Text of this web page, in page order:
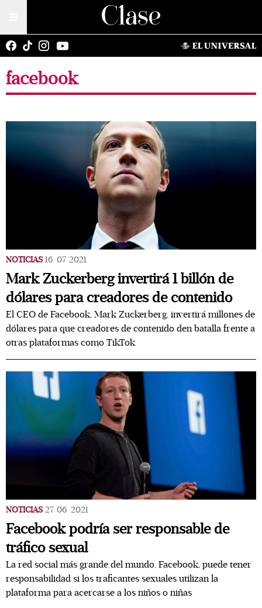
facebook
NOTICIAS 16/07/2021
Mark Zuckerberg invertirá 1 billón de
dólares para creadores de contenido
El CEO de Facebook, Mark Zuckerberg, invertirá millones de
dólares para que creadores de contenido den batalla frente a
otras plataformas como TikTok
NOTICIAS 27/06/2021
Facebook podría ser responsable de
tráfico sexual
La red social más grande del mundo, Facebook, puede tener
responsabilidad si los traficantes sexuales utilizan la
plataforma para acercarse a los niños o niñas